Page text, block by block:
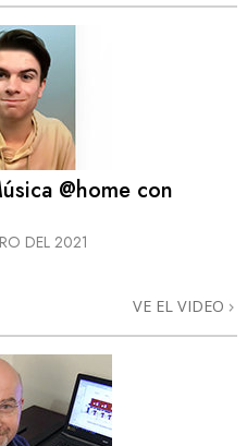
@home con
DEL 2021
VE EL VIDEO